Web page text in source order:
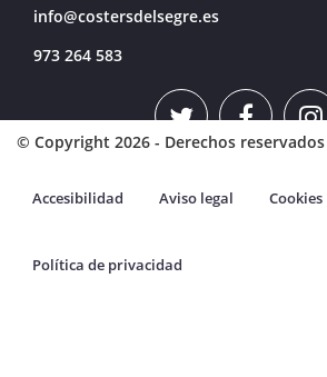
info@costersdelsegre.es
973 264 583
© Copyright 2026 - Derechos reservados
Accesibilidad Aviso legal Cookies
Política de privacidad